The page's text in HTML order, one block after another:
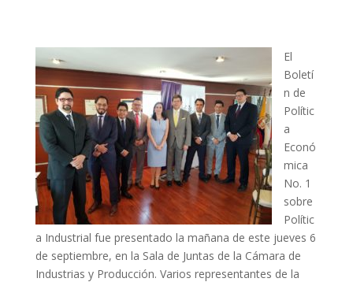
El
Boletí
n de
Polític
a
Econó
mica
No. 1
sobre
Polític
a Industrial fue presentado la mañana de este jueves 6
de septiembre, en la Sala de Juntas de la Cámara de
Industrias y Producción. Varios representantes de la